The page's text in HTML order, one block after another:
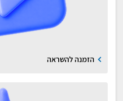
הזמנה להשראה